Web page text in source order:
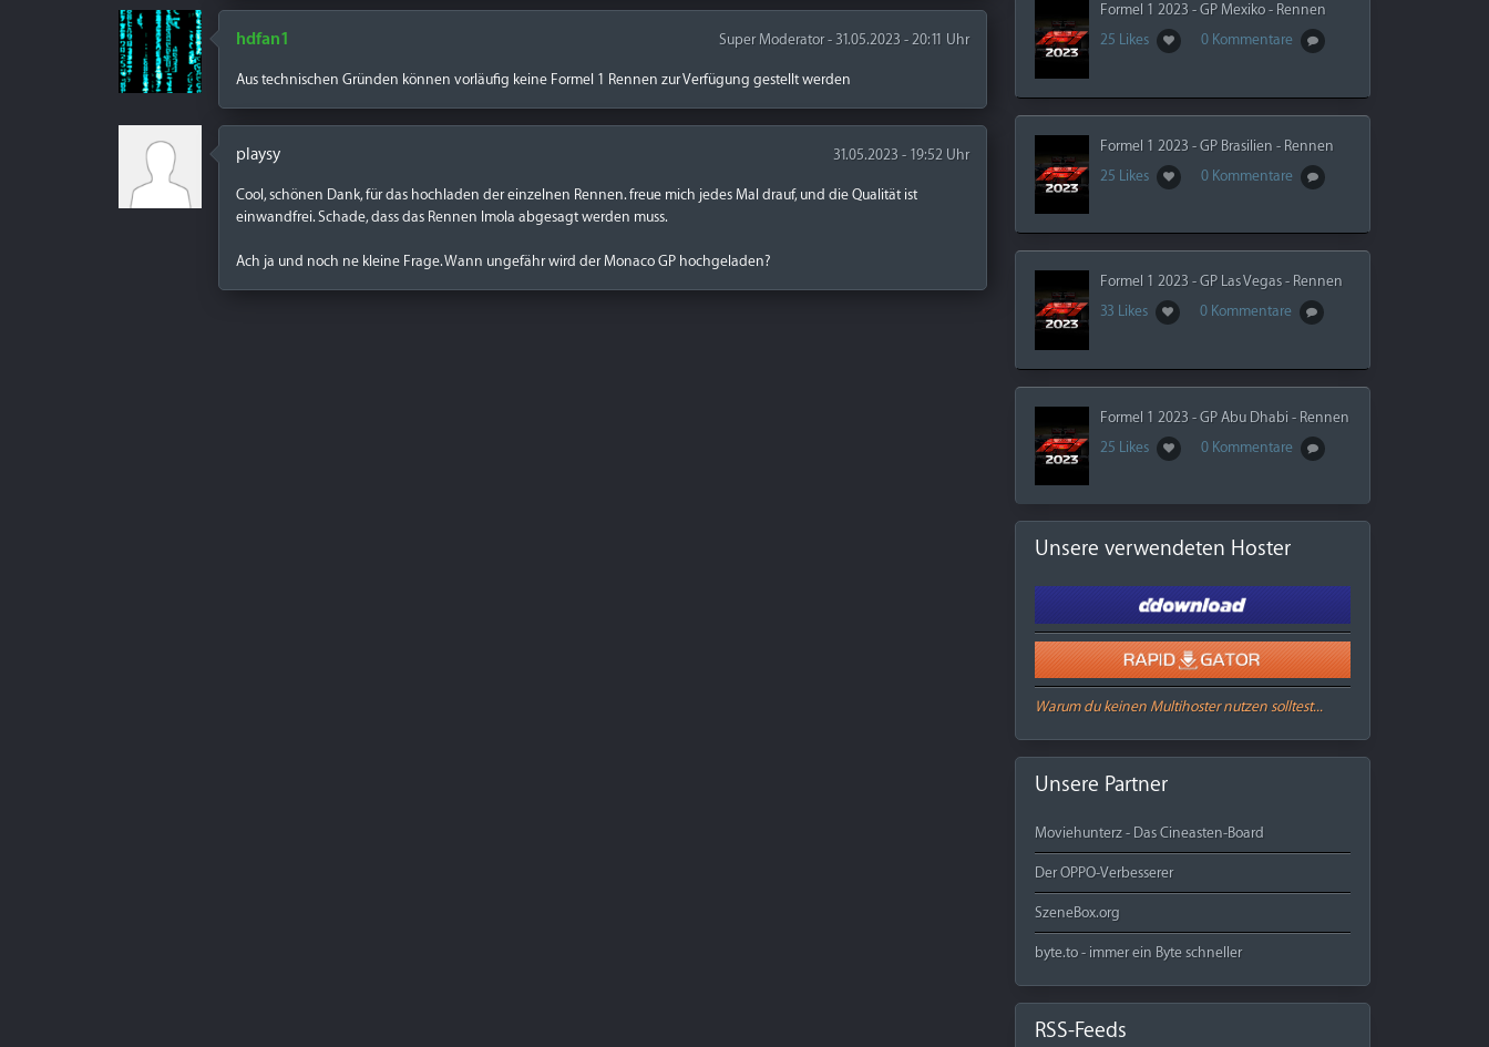
hdfan1 Super Moderator - 31.05.2023 - 20:11 Uhr
Aus technischen Gründen können vorläufig keine Formel 1 Rennen zur Verfügung gestellt werden
playsy 31.05.2023 - 19:52 Uhr
Cool, schönen Dank, für das hochladen der einzelnen Rennen. freue mich jedes Mal drauf, und die Qualität ist
einwandfrei. Schade, dass das Rennen Imola abgesagt werden muss.
Ach ja und noch ne kleine Frage. Wann ungefähr wird der Monaco GP hochgeladen?
Formel 1 2023 - GP Mexiko - Rennen
25 Likes
0 Kommentare
Formel 1 2023 - GP Brasilien - Rennen
25 Likes
0 Kommentare
Formel 1 2023 - GP Las Vegas - Rennen
33 Likes
0 Kommentare
Formel 1 2023 - GP Abu Dhabi - Rennen
25 Likes
0 Kommentare
Unsere verwendeten Hoster
Warum du keinen Multihoster nutzen solltest...
Unsere Partner
Moviehunterz - Das Cineasten-Board
Der OPPO-Verbesserer
SzeneBox.org
byte.to - immer ein Byte schneller
RSS-Feeds